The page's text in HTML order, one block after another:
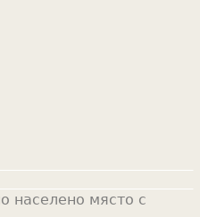
населено място с